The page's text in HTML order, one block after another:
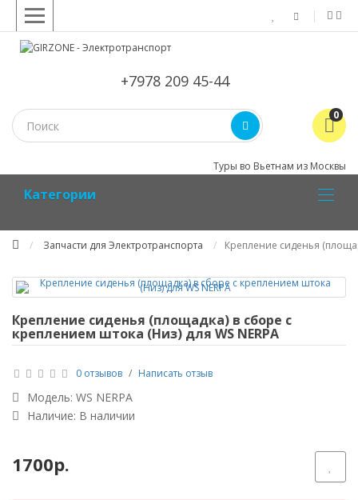
+7978 209 45-44
0
Туры во Вьетнам из Москвы
Kатегории
Запчасти для Электротранспорта Крепление сиденья
Крепление сиденья (площадка) в сборе с
креплением штока (Низ) для WS NERPA
0 отзывов / Написать отзыв
Модель: WS NERPA
Наличие: В наличии
1700р.